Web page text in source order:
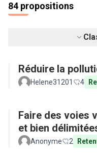
84 propositions
Réduire la
Helene31201 4
Faire des voies
et bien
Anonyme 2